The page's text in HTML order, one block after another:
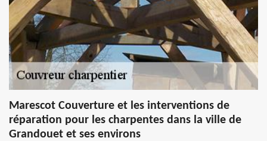
Marescot Couverture et les interventions de
réparation pour les charpentes dans la ville de
Grandouet et ses environs